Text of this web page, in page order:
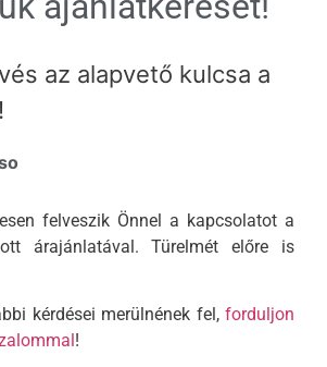
az alapvető kulcsa a
felveszik Önnel a kapcsolatot a
árajánlatával. Türelmét előre is
kérdései merülnének fel, forduljon
!